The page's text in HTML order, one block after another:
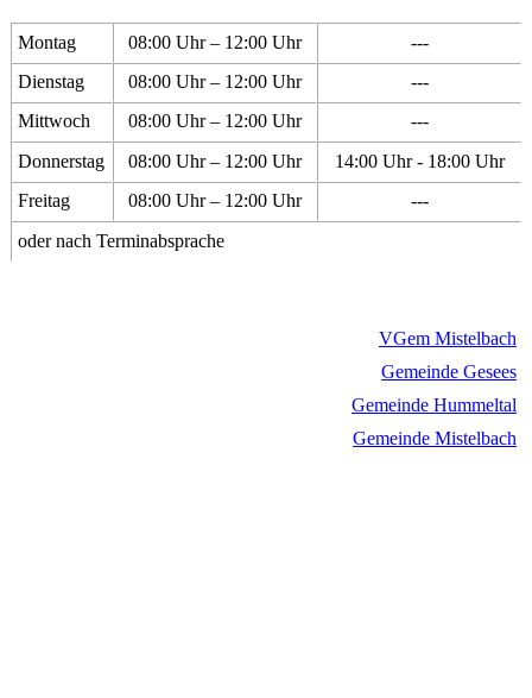
Montag 08:00 Uhr – 12:00 Uhr
---
Dienstag
08:00 Uhr – 12:00 Uhr
---
Mittwoch
08:00 Uhr – 12:00 Uhr
---
Donnerstag
08:00 Uhr – 12:00 Uhr
14:00 Uhr - 18:00 Uhr
Freitag
08:00 Uhr – 12:00 Uhr
---
oder nach Terminabsprache
VGem Mistelbach
Gemeinde Gesees
Gemeinde Hummeltal
Gemeinde Mistelbach